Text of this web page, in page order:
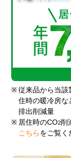
※ 従来品から当該
住時の暖冷房な
排出削減量
※ 居住時のCO2削
こちら をご覧く